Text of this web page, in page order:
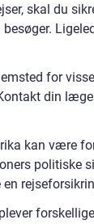
skal du
for
din
kan være
politiske